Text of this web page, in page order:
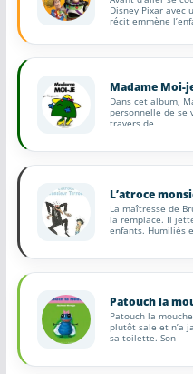
Disney Pixar avec
récit emmène
Madame Moi-
Dans cet album,
personnelle de se
travers de
L’atroce
La maîtresse de
la remplace. Il
enfants. Humiliés
Patouch la
Patouch la
plutôt sale et n’a
sa toilette. Son